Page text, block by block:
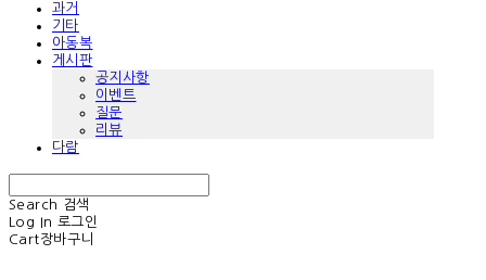
과거
기타
아동복
게시판
공지사항
이벤트
질문
리뷰
다람
Search
검색
Log In 로그인
Cart장바구니